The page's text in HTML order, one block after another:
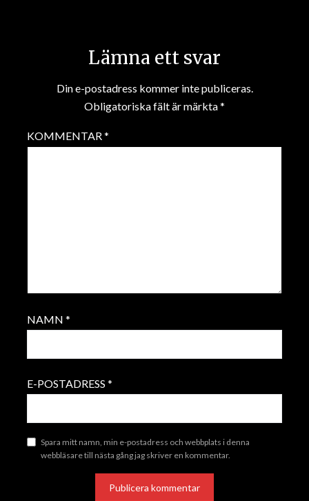
Lämna ett svar
Din e-postadress kommer inte publiceras.
Obligatoriska fält är märkta*
KOMMENTAR*
NAMN *
E-POSTADRESS *
Spara mitt namn, min e-postadress och webbplats i denna
webbläsare till nästa gång jag skriver en kommentar.